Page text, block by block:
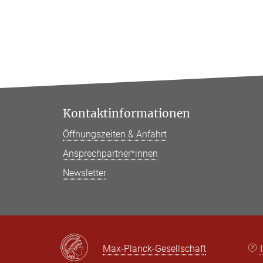
Kontaktinformationen
Öffnungszeiten & Anfahrt
Ansprechpartner*innen
Newsletter
Max-Planck-Gesellschaft